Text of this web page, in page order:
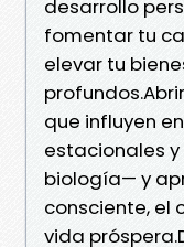
desarrollo
fomentar tu
elevar tu
que influyen
estacionales
biología— y
consciente, el
vida